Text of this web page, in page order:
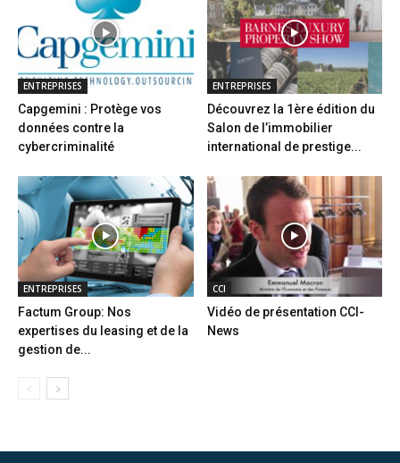
ENTREPRISES
Capgemini : Protège vos
données contre la
cybercriminalité
ENTREPRISES
Découvrez la 1ère édition du
Salon de l’immobilier
international de prestige...
ENTREPRISES
Factum Group: Nos
expertises du leasing et de la
gestion de...
CCI
Vidéo de présentation CCI-
News